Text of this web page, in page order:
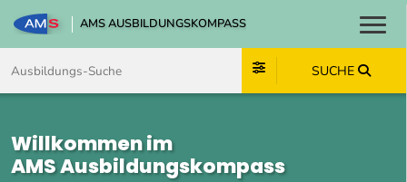
AMS AUSBILDUNGSKOMPASS
SUCHE
Willkommen im
AMS Ausbildungskompass